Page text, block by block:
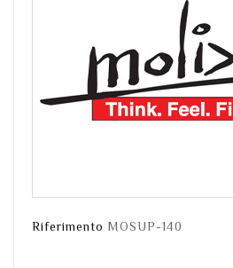
Riferimento MOSUP-140